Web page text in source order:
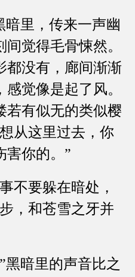
，传来一声幽
觉得毛骨悚然。
都没有，廊间渐渐
觉像是起了风。
若有似无的类似樱
从这里过去，你
害你的。”
要躲在暗处，
，和苍雪之牙并
里的声音比之